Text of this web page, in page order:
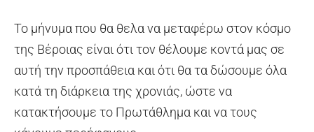
Το μήνυμα που θα θελα να μεταφέρω στον κόσμο
της Βέροιας είναι ότι τον θέλουμε κοντά μας σε
αυτή την προσπάθεια και ότι θα τα δώσουμε όλα
κατά τη διάρκεια της χρονιάς, ώστε να
κατακτήσουμε το Πρωτάθλημα και να τους